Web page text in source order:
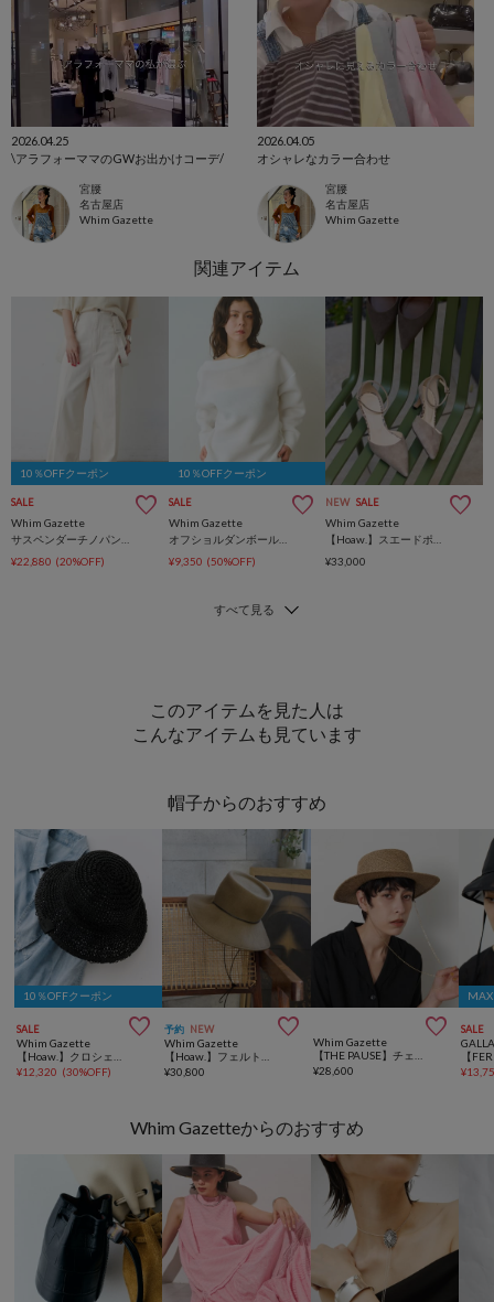
2026.04.25
\アラフォーママのGWお出かけコーデ/
宮腰
名古屋店
Whim Gazette
2026.04.05
オシャレなカラー合わせ
宮腰
名古屋店
Whim Gazette
10％OFFクーポン
SALE
Whim Gazette
¥22,880 (20%OFF)
10％OFFクーポン
SALE
Whim Gazette
オフショルダンボールプルオーバー
¥9,350 (50%OFF)
NEW SALE
Whim Gazette
¥33,000
このアイテムを見た人は
こんなアイテムも見ています
帽子からのおすすめ
10％OFFクーポン
SALE 
Whim Gazette
¥12,320 (30%OFF)
予約 NEW 
Whim Gazette
¥30,800

Whim Gazette
¥28,600
SALE
¥
Whim Gazetteからのおすすめ